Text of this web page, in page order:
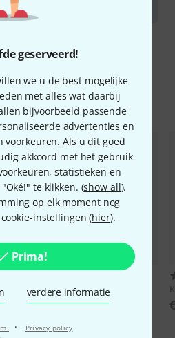
geserveerd!
we u de best mogelijke
met alles wat daarbij
bijvoorbeeld passende
advertenties en
voorkeuren. Als u dit goed
akkoord met het gebruik
statistieken en
te klikken. (show all).
op elk moment nog
instellingen (hier).
Prima!
verdere informatie
· Privacy policy
opties
Kariso97 Bb, Eb- Clarinet Case
€ 269